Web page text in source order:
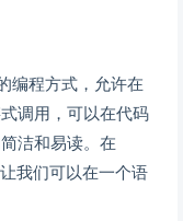
编程方式，允许在
调用，可以在代码
洁和易读。在
我们可以在一个语